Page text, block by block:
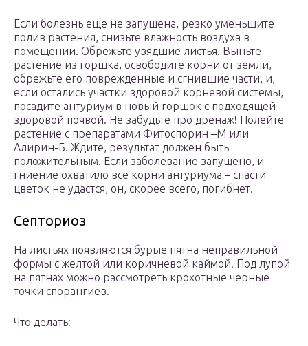
Если болезнь еще не запущена, резко уменьшите
полив растения, снизьте влажность воздуха в
помещении. Обрежьте увядшие листья. Выньте
растение из горшка, освободите корни от земли,
обрежьте его поврежденные и сгнившие части, и,
если остались участки здоровой корневой системы,
посадите антуриум в новый горшок с подходящей
здоровой почвой. Не забудьте про дренаж! Полейте
растение с препаратами Фитоспорин –М или
Алирин-Б. Ждите, результат должен быть
положительным. Если заболевание запущено, и
гниение охватило все корни антуриума – спасти
цветок не удастся, он, скорее всего, погибнет.
Септориоз
На листьях появляются бурые пятна неправильной
формы с желтой или коричневой каймой. Под лупой
на пятнах можно рассмотреть крохотные черные
точки спорангиев.
Что делать: